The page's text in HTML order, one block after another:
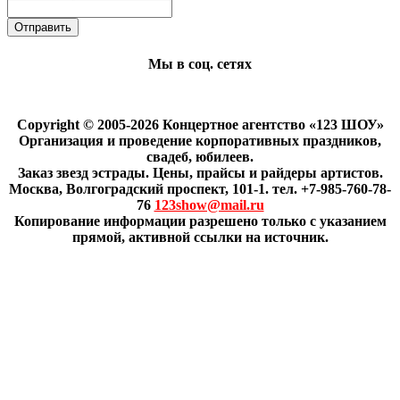
Мы в соц. сетях
Copyright © 2005-2026 Концертное агентство «123 ШОУ»
Организация и проведение корпоративных праздников,
свадеб, юбилеев.
Заказ звезд эстрады. Цены, прайсы и райдеры артистов.
Москва, Волгоградский проспект, 101-1. тел. +7-985-760-78-
76 123show@mail.ru
Копирование информации разрешено только с указанием
прямой, активной ссылки на источник.